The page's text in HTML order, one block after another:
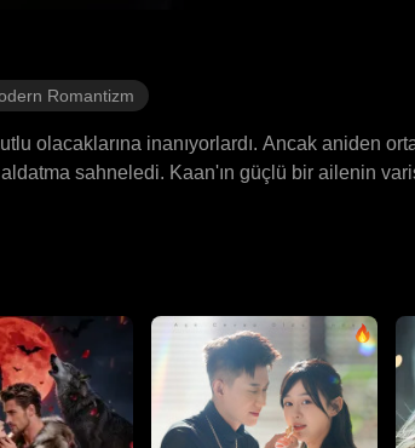
Romantizm
olacaklarına inanıyorlardı. Ancak aniden
sahneledi. Kaan'ın güçlü bir ailenin
mi?